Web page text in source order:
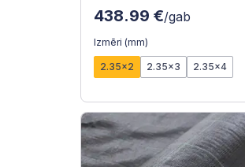
438.99 €/gab
Izmēri (mm)
2.35x2 2.35x3 2.35x4